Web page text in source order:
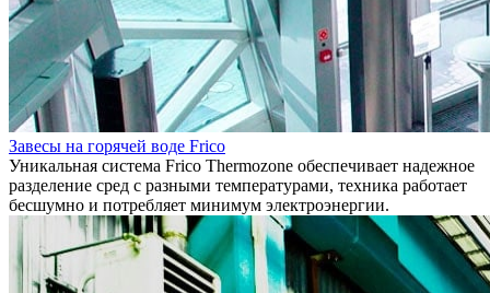
Завесы на горячей воде Frico
Уникальная система Frico Thermozone обеспечивает надежное
разделение сред с разными температурами, техника работает
бесшумно и потребляет минимум электроэнергии.